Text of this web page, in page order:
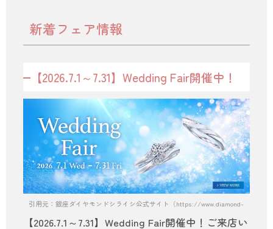
新着フェア情報
【2026.7.1～7.31】Wedding Fair開催中！
引用元：銀座ダイヤモンドシライシ公式サイト（https://www.diamond-
【2026.7.1～7.31】Wedding Fair開催中！ご来店い